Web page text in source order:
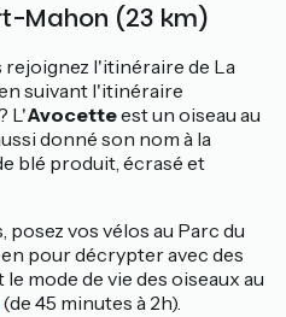
Mahon (23 km)
rejoignez l'itinéraire de La
suivant l'itinéraire
L'Avocetteest un oiseau au
donné son nom à la
blé produit, écrasé et
posez vos vélos au Parc du
pour décrypter avec des
mode de vie des oiseaux au
(de 45 minutes à 2h).